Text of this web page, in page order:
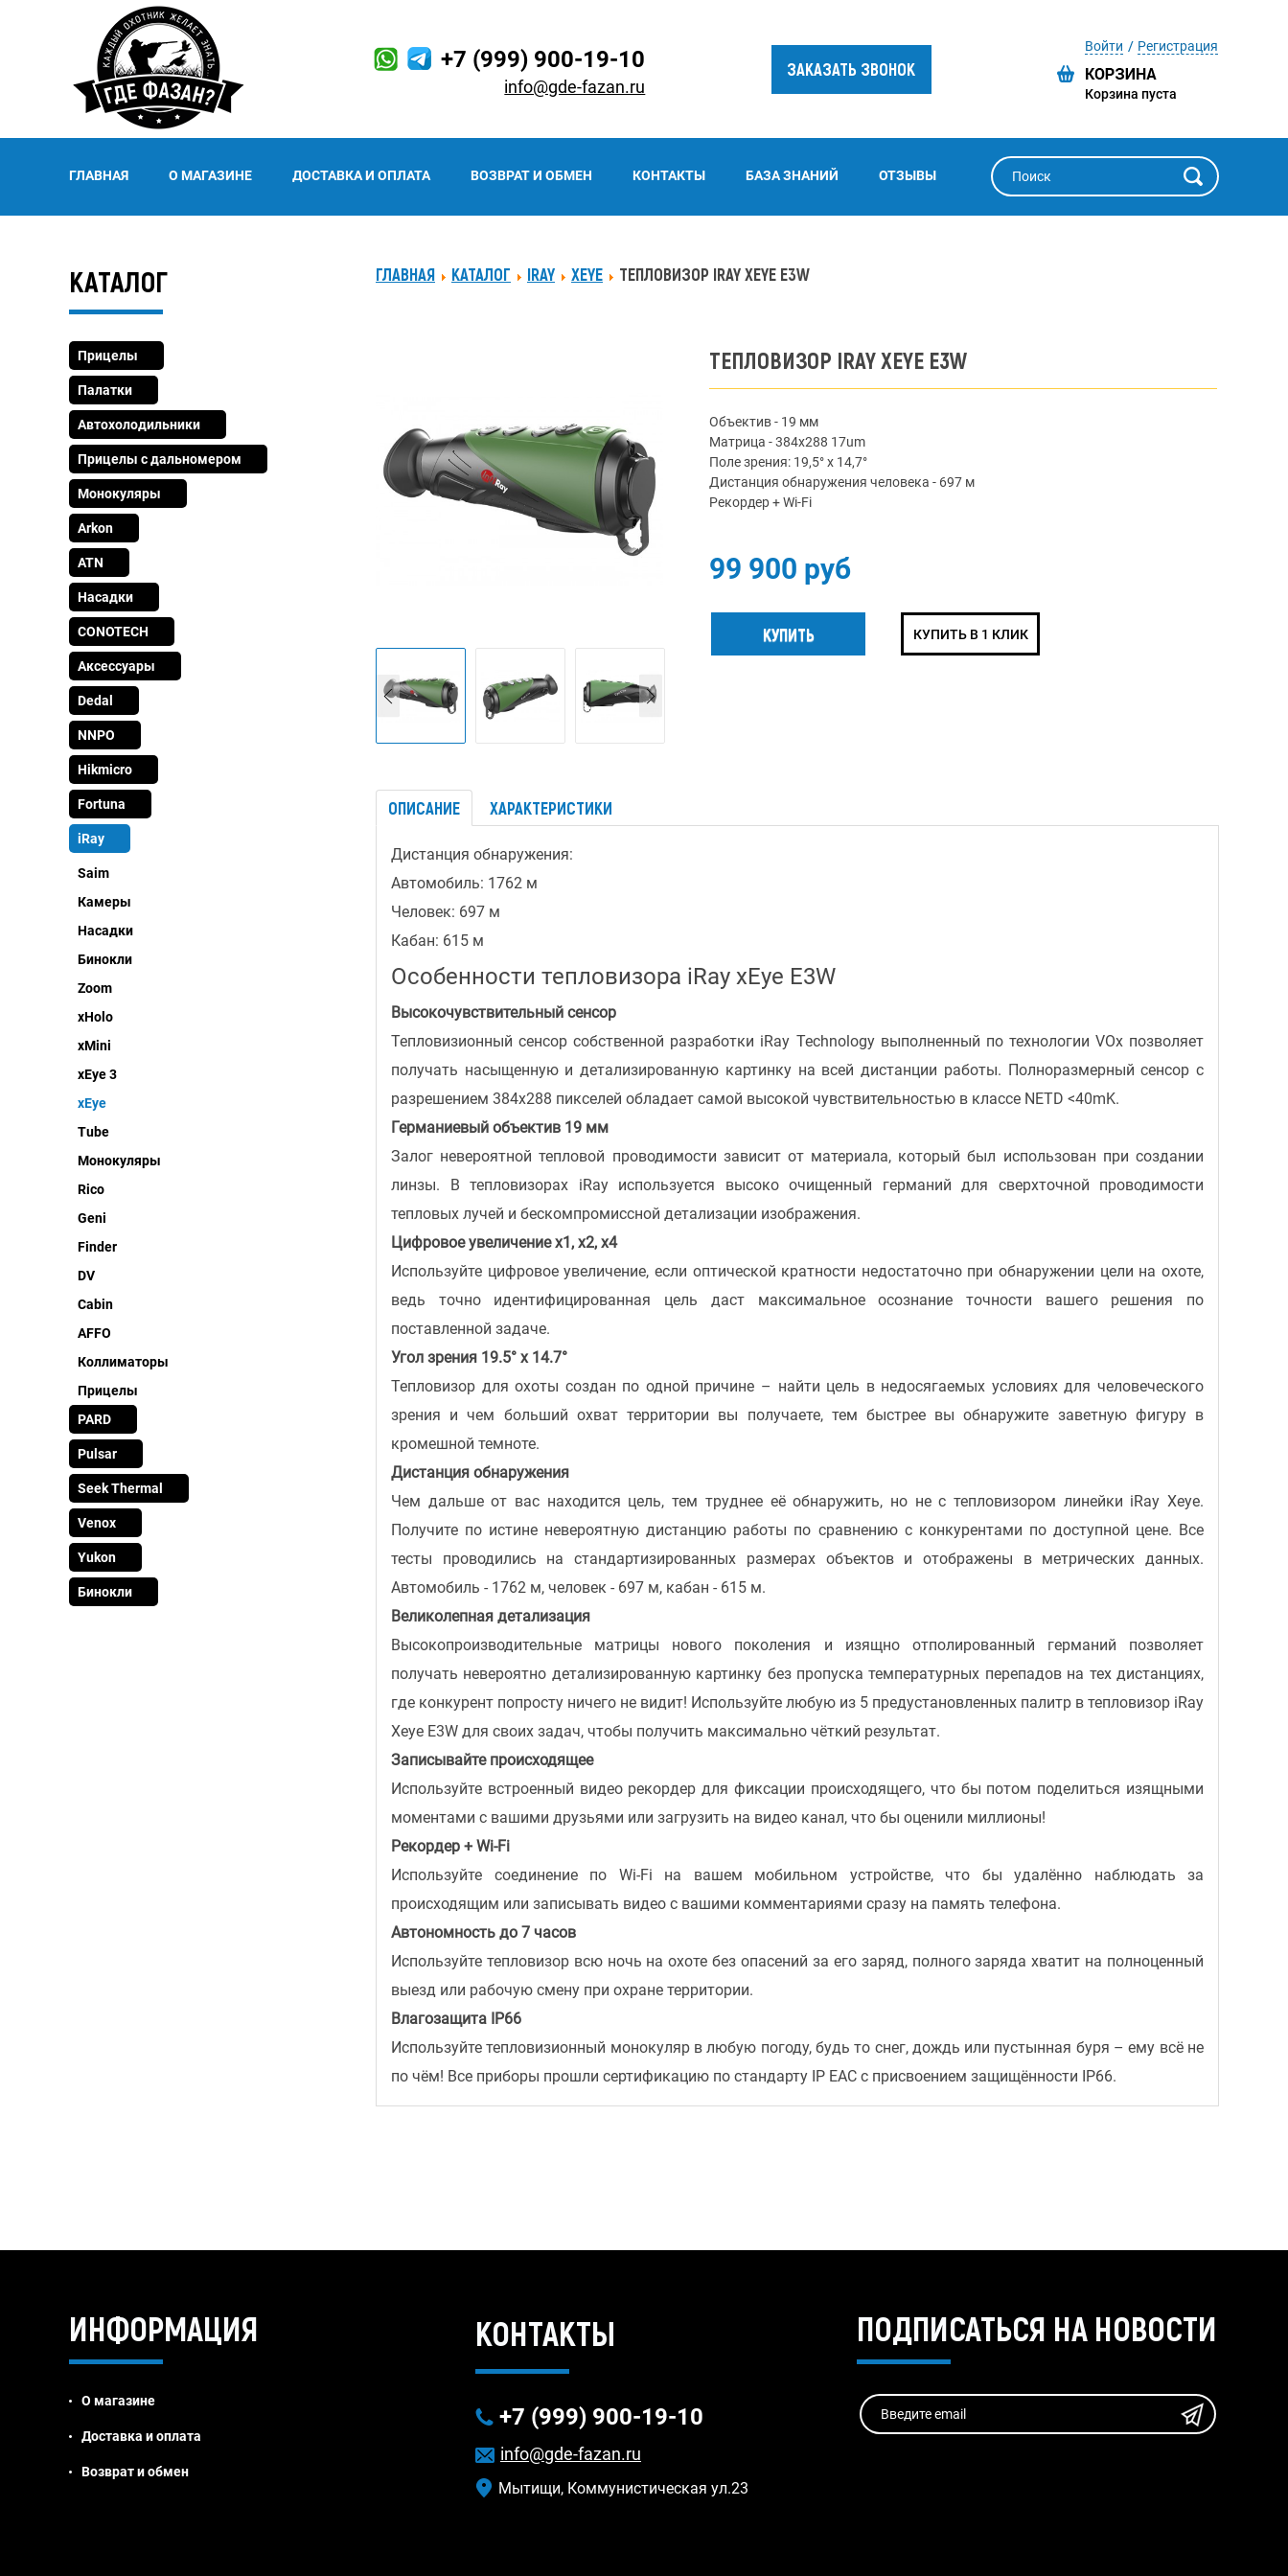
+7 (999) 900-19-10
info@gde-fazan.ru
ЗАКАЗАТЬ ЗВОНОК
Войти Регистрация
Корзина пуста
ГЛАВНАЯ О МАГАЗИНЕ ДОСТАВКА И ОПЛАТА ВОЗВРАТ И ОБМЕН КОНТАКТЫ БАЗА ЗНАНИЙ ОТЗЫВЫ
КАТАЛОГ
Прицелы
Палатки
Автохолодильники
Прицелы с дальномером
Монокуляры
Arkon
ATN
Насадки
CONOTECH
Аксессуары
Dedal
NNPO
Hikmicro
Fortuna
iRay
Saim
Камеры
Насадки
Бинокли
Zoom
xHolo
xMini
xEye 3
xEye
Tube
Монокуляры
Rico
Geni
Finder
DV
Cabin
AFFO
Коллиматоры
Прицелы
PARD
Pulsar
Seek Thermal
Venox
Yukon
Бинокли
ГЛАВНАЯ КАТАЛОГ IRAY XEYE ТЕПЛОВИЗОР IRAY XEYE E3W
ТЕПЛОВИЗОР IRAY XEYE E3W
Объектив - 19 мм
Матрица - 384x288 17um
Поле зрения: 19,5° x 14,7°
Дистанция обнаружения человека - 697 м
Рекордер + Wi-Fi
99 900 руб
КУПИТЬ В 1 КЛИК
ОПИСАНИЕ ХАРАКТЕРИСТИКИ
Дистанция обнаружения:
Автомобиль: 1762 м
Человек: 697 м
Кабан: 615 м
Особенности тепловизора iRay xEye E3W
Высокочувствительный сенсор
Тепловизионный сенсор собственной разработки iRay Technology выполненный по технологии VOx позволяет
получать насыщенную и детализированную картинку на всей дистанции работы. Полноразмерный сенсор с
разрешением 384x288 пикселей обладает самой высокой чувствительностью в классе NETD <40mK.
Германиевый объектив 19 мм
Залог невероятной тепловой проводимости зависит от материала, который был использован при создании
линзы. В тепловизорах iRay используется высоко очищенный германий для сверхточной проводимости
тепловых лучей и бескомпромиссной детализации изображения.
Цифровое увеличение x1, x2, x4
Используйте цифровое увеличение, если оптической кратности недостаточно при обнаружении цели на охоте,
ведь точно идентифицированная цель даст максимальное осознание точности вашего решения по
поставленной задаче.
Угол зрения 19.5° x 14.7°
Тепловизор для охоты создан по одной причине – найти цель в недосягаемых условиях для человеческого
зрения и чем больший охват территории вы получаете, тем быстрее вы обнаружите заветную фигуру в
кромешной темноте.
Дистанция обнаружения
Чем дальше от вас находится цель, тем труднее её обнаружить, но не с тепловизором линейки iRay Xeye.
Получите по истине невероятную дистанцию работы по сравнению с конкурентами по доступной цене. Все
тесты проводились на стандартизированных размерах объектов и отображены в метрических данных.
Автомобиль - 1762 м, человек - 697 м, кабан - 615 м.
Великолепная детализация
Высокопроизводительные матрицы нового поколения и изящно отполированный германий позволяет
получать невероятно детализированную картинку без пропуска температурных перепадов на тех дистанциях,
где конкурент попросту ничего не видит! Используйте любую из 5 предустановленных палитр в тепловизор iRay
Xeye E3W для своих задач, чтобы получить максимально чёткий результат.
Записывайте происходящее
Используйте встроенный видео рекордер для фиксации происходящего, что бы потом поделиться изящными
моментами с вашими друзьями или загрузить на видео канал, что бы оценили миллионы!
Рекордер + Wi-Fi
Используйте соединение по Wi-Fi на вашем мобильном устройстве, что бы удалённо наблюдать за
происходящим или записывать видео с вашими комментариями сразу на память телефона.
Автономность до 7 часов
Используйте тепловизор всю ночь на охоте без опасений за его заряд, полного заряда хватит на полноценный
выезд или рабочую смену при охране территории.
Влагозащита IP66
Используйте тепловизионный монокуляр в любую погоду, будь то снег, дождь или пустынная буря – ему всё не
по чём! Все приборы прошли сертификацию по стандарту IP EAC с присвоением защищённости IP66.
ИНФОРМАЦИЯ
О магазине
Доставка и оплата
Возврат и обмен
КОНТАКТЫ
+7 (999) 900-19-10
info@gde-fazan.ru
Мытищи, Коммунистическая ул.23
ПОДПИСАТЬСЯ НА НОВОСТИ